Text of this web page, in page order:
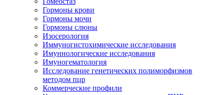
Гормоны крови
Гормоны мочи
Гормоны слюны
Изосерология
Иммуногистохимические исследования
Имуннологические исследования
Имуногематология
Исследование генетических полиморфизмов
методом пцр
Коммерческие профили